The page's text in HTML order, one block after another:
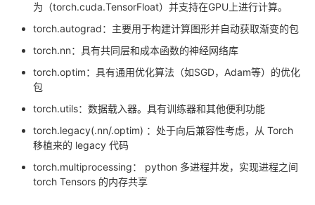
客
论
的
我
播
活
动
的
关
我
的
我
为（torch.cuda.TensorFloat）并支持在GPU上进行计算。
torch.autograd：主要用于构建计算图形并自动获取渐变的包
torch.nn：具有共同层和成本函数的神经网络库
torch.optim：具有通用优化算法（如SGD，Adam等）的优化
包
torch.utils：数据载入器。具有训练器和其他便利功能
torch.legacy(.nn/.optim) ：处于向后兼容性考虑，从 Torch
移植来的 legacy 代码
torch.multiprocessing： python 多进程并发，实现进程之间
torch Tensors 的内存共享